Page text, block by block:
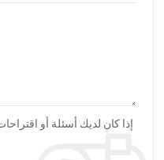
إذا كان لديك أسئلة أو